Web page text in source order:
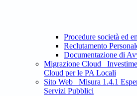
Procedure società ed
Reclutamento
Documentazione di
Migrazione Cloud_
Cloud per le PA Locali
Sito Web_ Misura 1.4.1
Servizi Pubblici